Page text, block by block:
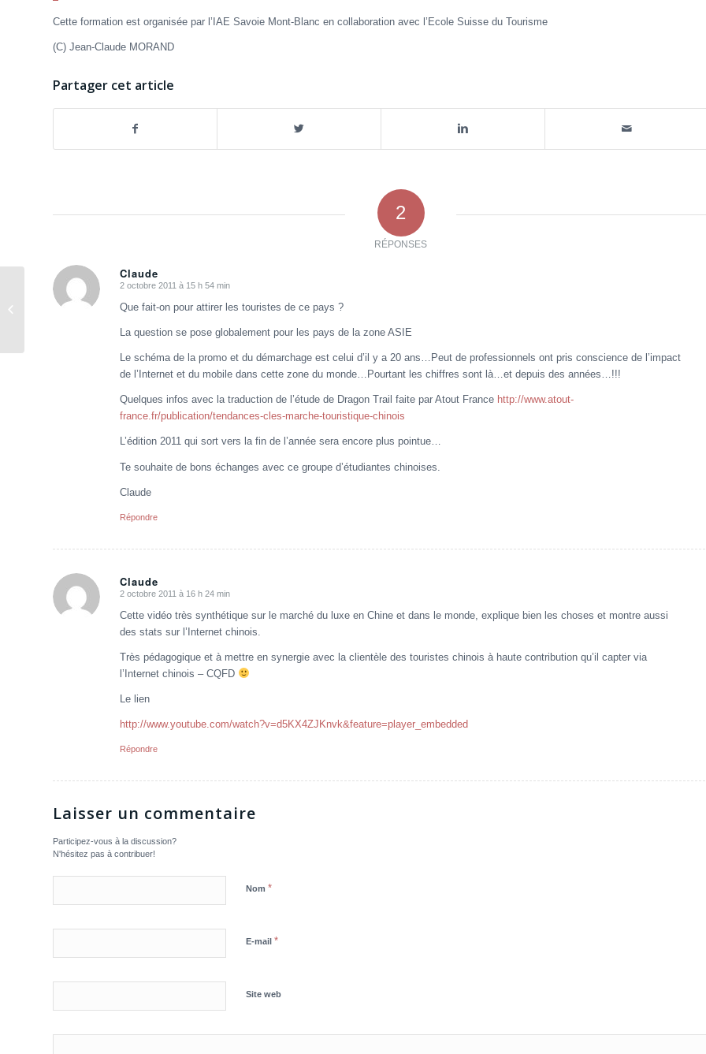
Cette formation est organisée par l’IAE Savoie Mont-Blanc en collaboration avec l’Ecole Suisse du Tourisme
(C) Jean-Claude MORAND
Partager cet article
2
RÉPONSES
Claude
:
2 octobre 2011 à 15 h 54 min
Que fait-on pour attirer les touristes de ce pays ?
La question se pose globalement pour les pays de la zone ASIE
Le schéma de la promo et du démarchage est celui d’il y a 20 ans…Peut de professionnels ont pris conscience de l’impact
de l’Internet et du mobile dans cette zone du monde…Pourtant les chiffres sont là…et depuis des années…!!!
Quelques infos avec la traduction de l’étude de Dragon Trail faite par Atout France http://www.atout-
france.fr/publication/tendances-cles-marche-touristique-chinois
L’édition 2011 qui sort vers la fin de l’année sera encore plus pointue…
Te souhaite de bons échanges avec ce groupe d’étudiantes chinoises.
Claude
Répondre
Claude
dit
:
2 octobre 2011 à 16 h 24 min
Cette vidéo très synthétique sur le marché du luxe en Chine et dans le monde, explique bien les choses et montre aussi
des stats sur l’Internet chinois.
Très pédagogique et à mettre en synergie avec la clientèle des touristes chinois à haute contribution qu’il capter via
l’Internet chinois – CQFD
Le lien
http://www.youtube.com/watch?v=d5KX4ZJKnvk&feature=player_embedded
Répondre
Laisser un commentaire
Participez-vous à la discussion?
N'hésitez pas à contribuer!
Nom *
E-mail *
Site web
Je viens de répondre à la consultation